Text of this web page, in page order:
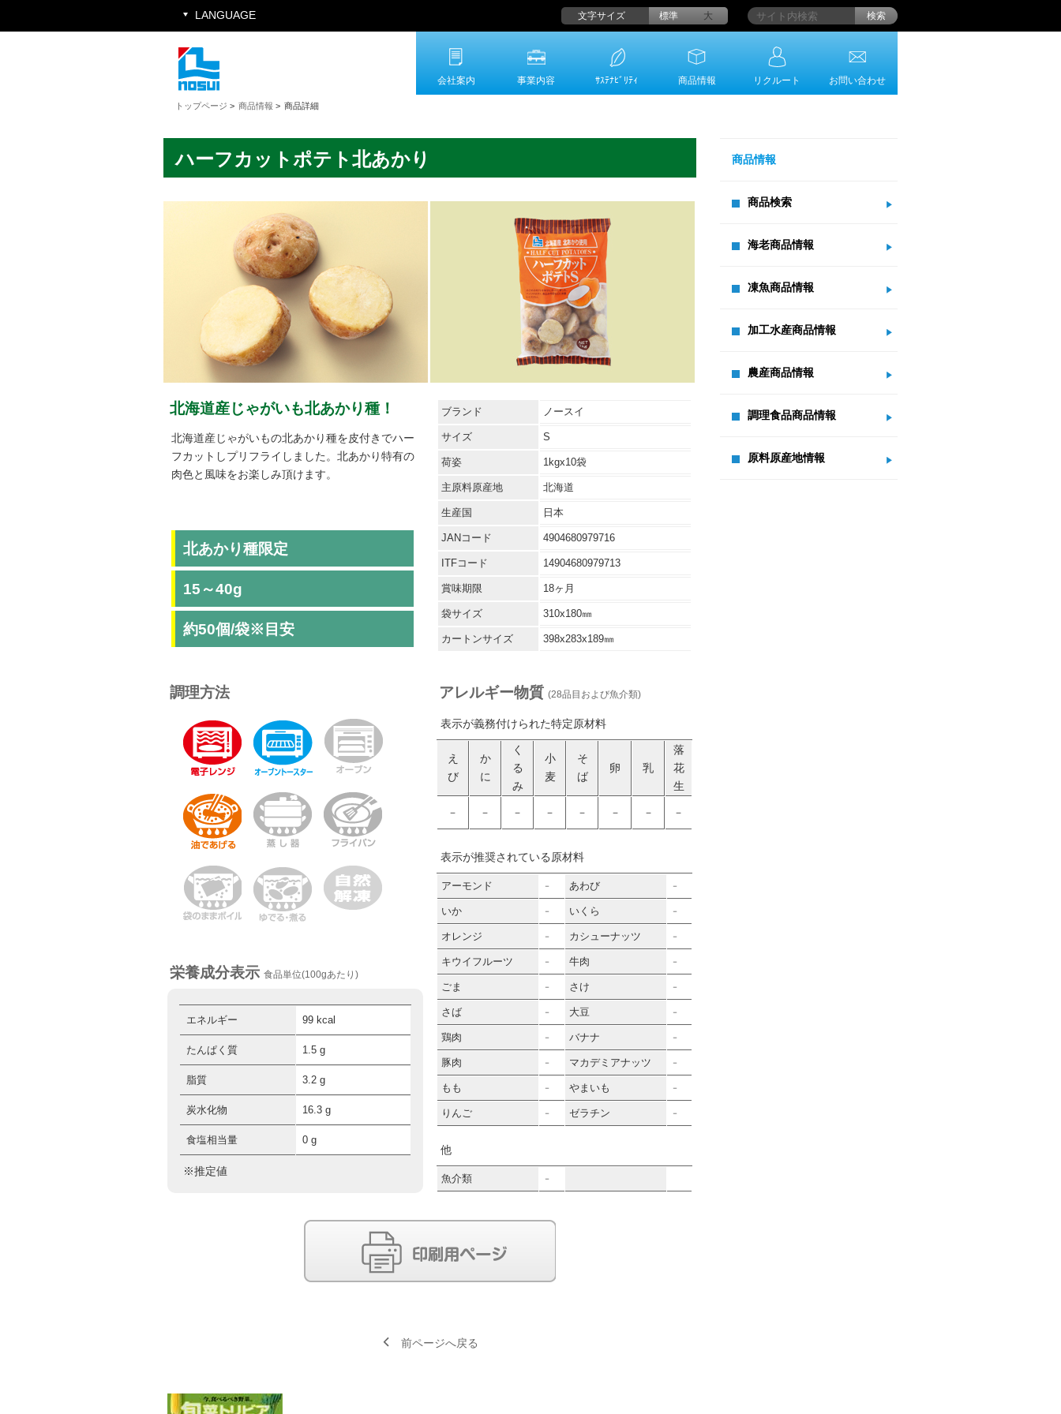
会社案内 事業内容 ｻｽﾃﾅﾋﾞﾘﾃｨ 商品情報 リクルート お問い合わせ
トップページ > 商品情報 > 商品詳細
商品情報
商品検索
海老商品情報
凍魚商品情報
加工水産商品情報
農産商品情報
調理食品商品情報
原料原産地情報
ハーフカットポテト北あかり
北海道産じゃがいも北あかり種！
北海道産じゃがいもの北あかり種を皮付きでハー
フカットしプリフライしました。北あかり特有の
肉色と風味をお楽しみ頂けます。
北あかり種限定
15～40g
約50個/袋※目安
ブランド ノースイ
サイズ S
荷姿 1kgx10袋
主原料原産地 北海道
生産国 日本
JANコード 4904680979716
ITFコード 14904680979713
賞味期限 18ヶ月
袋サイズ 310x180㎜
カートンサイズ 398x283x189㎜
調理方法
栄養成分表示 食品単位(100gあたり)
エネルギー 99 kcal
たんぱく質 1.5 g
脂質 3.2 g
炭水化物 16.3 g
食塩相当量 0 g
※推定値
アレルギー物質 (28品目および魚介類)
表示が義務付けられた特定原材料
え
び
か
に
く
る
み
小
麦
そ
ば
卵 乳
落
花
生
－ － － － － － － －
表示が推奨されている原材料
アーモンド － あわび －
いか － いくら －
オレンジ － カシューナッツ －
キウイフルーツ － 牛肉 －
ごま － さけ －
さば － 大豆 －
鶏肉 － バナナ －
豚肉 － マカデミアナッツ －
もも － やまいも －
りんご － ゼラチン －
他
魚介類 －
前ページへ戻る
検索
文字サイズ 大
標準
LANGUAGE